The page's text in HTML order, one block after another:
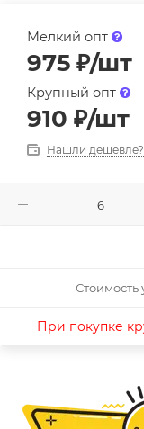
Мелкий опт
975 ₽/шт
Крупный опт
910 ₽/шт
Нашли дешевле?
Стоимость
При покупке